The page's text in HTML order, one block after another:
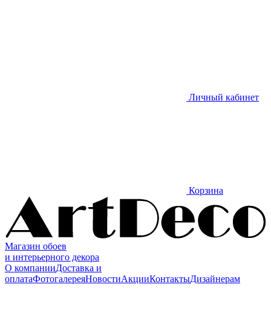
Личный кабинет
Корзина
Магазин обоев
и интерьерного декора
О компанииДоставка и
оплатаФотогалереяНовостиАкцииКонтактыДизайнерам